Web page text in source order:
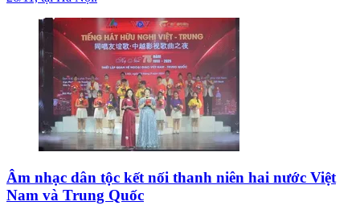
Âm nhạc dân tộc kết nối thanh niên hai nước Việt
Nam và Trung Quốc